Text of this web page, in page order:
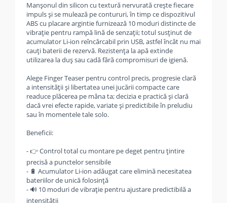
Manșonul din silicon cu textură nervurată crește fiecare
impuls și se mulează pe contururi, în timp ce dispozitivul
ABS cu placare argintie furnizează 10 moduri distincte de
vibrație pentru rampă lină de senzații; totul susținut de
acumulator Li‑ion reîncărcabil prin USB, astfel încât nu mai
cauți baterii de rezervă. Rezistența la apă extinde
utilizarea la duș sau cadă fără compromisuri de igienă.
Alege Finger Teaser pentru control precis, progresie clară
a intensității și libertatea unei jucării compacte care
readuce plăcerea pe mâna ta; decizia e practică și clară
dacă vrei efecte rapide, variate și predictibile în preludiu
sau în momentele tale solo.
Beneficii:
- 👉 Control total cu montare pe deget pentru țintire
precisă a punctelor sensibile
- 🔋 Acumulator Li‑ion adăugat care elimină necesitatea
bateriilor de unică folosință
- 🔊 10 moduri de vibrație pentru ajustare predictibilă a
intensității